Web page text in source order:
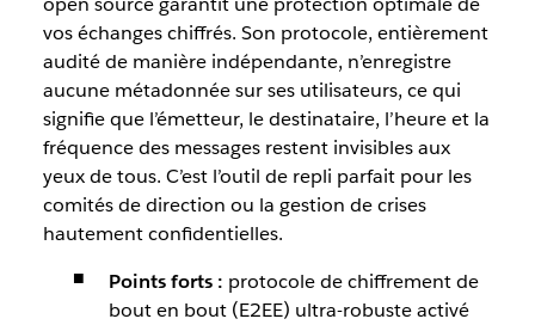
vos échanges chiffrés. Son protocole, entièrement
audité de manière indépendante, n’enregistre
aucune métadonnée sur ses utilisateurs, ce qui
signifie que l’émetteur, le destinataire, l’heure et la
fréquence des messages restent invisibles aux
yeux de tous. C’est l’outil de repli parfait pour les
comités de direction ou la gestion de crises
hautement confidentielles.
Points forts : protocole de chiffrement de
bout en bout (E2EE) ultra-robuste activé